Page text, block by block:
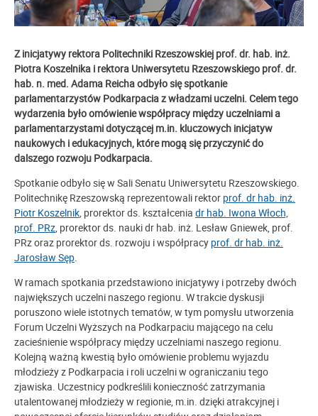
Z inicjatywy rektora Politechniki Rzeszowskiej prof. dr. hab. inż.
Piotra Koszelnika i rektora Uniwersytetu Rzeszowskiego prof. dr.
hab. n. med. Adama Reicha odbyło się spotkanie
parlamentarzystów Podkarpacia z władzami uczelni. Celem tego
wydarzenia było omówienie współpracy między uczelniami a
parlamentarzystami dotyczącej m.in. kluczowych inicjatyw
naukowych i edukacyjnych, które mogą się przyczynić do
dalszego rozwoju Podkarpacia.
Spotkanie odbyło się w Sali Senatu Uniwersytetu Rzeszowskiego.
Politechnikę Rzeszowską reprezentowali rektor prof. dr hab. inż.
Piotr Koszelnik, prorektor ds. kształcenia dr hab. Iwona Włoch,
prof. PRz, prorektor ds. nauki dr hab. inż. Lesław Gniewek, prof.
PRz oraz prorektor ds. rozwoju i współpracy prof. dr hab. inż.
Jarosław Sęp.
W ramach spotkania przedstawiono inicjatywy i potrzeby dwóch
największych uczelni naszego regionu. W trakcie dyskusji
poruszono wiele istotnych tematów, w tym pomysłu utworzenia
Forum Uczelni Wyższych na Podkarpaciu mającego na celu
zacieśnienie współpracy między uczelniami naszego regionu.
Kolejną ważną kwestią było omówienie problemu wyjazdu
młodzieży z Podkarpacia i roli uczelni w ograniczaniu tego
zjawiska. Uczestnicy podkreślili konieczność zatrzymania
utalentowanej młodzieży w regionie, m.in. dzięki atrakcyjnej i